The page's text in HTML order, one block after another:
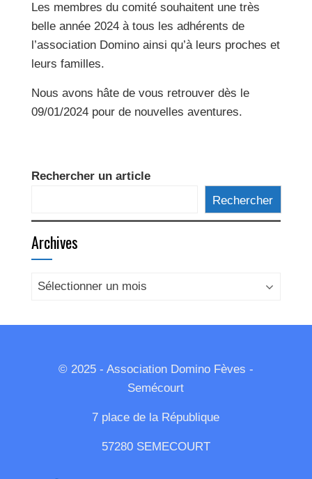
Les membres du comité souhaitent une très
belle année 2024 à tous les adhérents de
l’association Domino ainsi qu’à leurs proches et
leurs familles.
Nous avons hâte de vous retrouver dès le
09/01/2024 pour de nouvelles aventures.
Rechercher un article
Rechercher
Archives
Archives
© 2025 - Association Domino Fèves -
Semécourt
7 place de la République
57280 SEMECOURT